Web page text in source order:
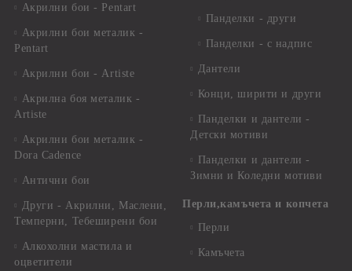
Акрилни бои - Pentart
Акрилни бои металик -
Pentart
Акрилни бои - Artiste
Акрилна боя металик -
Artiste
Акрилни бои металик -
Dora Cadence
Антични бои
Други - Акрилни, Маслени,
Темперни, Тебеширени бои
Алкохолни мастила и
оцветители
Панделки - други
Панделки - с надпис
Дантели
Конци, ширити и други
Панделки и дантели -
Детски мотиви
Панделки и дантели -
Зимни и Коледни мотиви
Перли,камъчета и копчета
Перли
Камъчета